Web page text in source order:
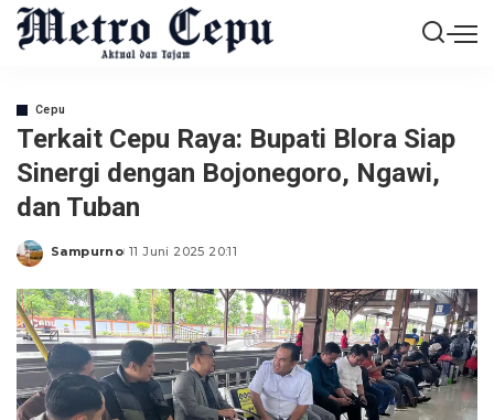
Cepu
Terkait Cepu Raya: Bupati Blora Siap
Sinergi dengan Bojonegoro, Ngawi,
dan Tuban
Posted
Sampurno 11 Juni 2025 20:11